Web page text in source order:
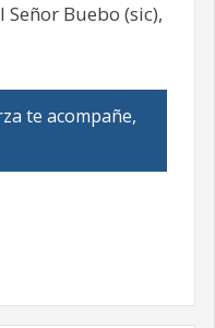
Buebo (sic),
te acompañe,